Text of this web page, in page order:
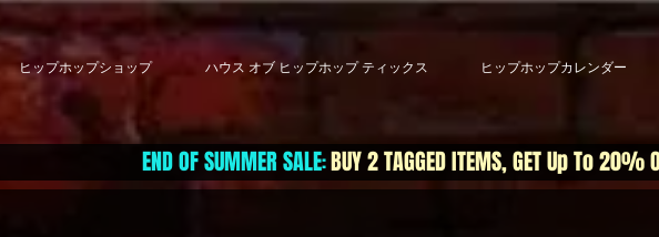
ヒップホップショップ ハウス オブ ヒップホップ ティックス ヒップホップカレンダー
END OF SUMMER SALE:BUY 2 TAGGED ITEMS, GET Up To 20%